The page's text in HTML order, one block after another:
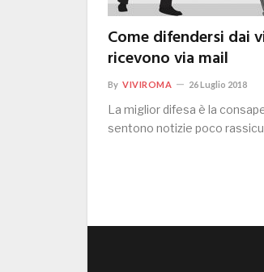
Come difendersi dai
ricevono via mail
By VIVIROMA 26 Luglio 2018
La miglior difesa è la
sentono notizie poco